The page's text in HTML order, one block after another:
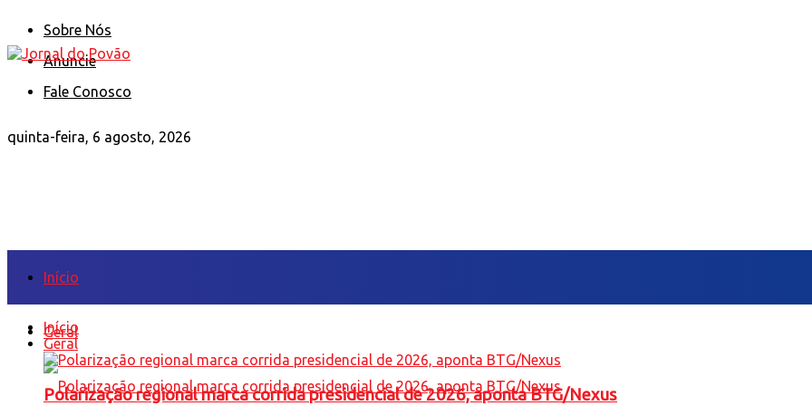
Sobre Nós
Anuncie
Fale Conosco
quinta-feira, 6 agosto, 2026
Início
Geral
Início
Geral
Polarização regional marca corrida presidencial de 2026, aponta BTG/Nexus